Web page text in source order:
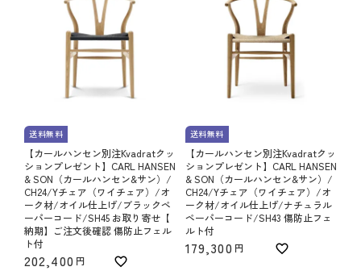
送料無料
【カールハンセン別注Kvadratクッ
ションプレゼント】CARL HANSEN
& SON（カールハンセン&サン）/
CH24/Yチェア（ワイチェア）/オ
ーク材/オイル仕上げ/ブラックペ
ーパーコード/SH45 お取り寄せ【
納期】ご注文後確認 傷防止フェル
ト付
202,400
送料無料
【カールハンセン別注Kvadratクッ
ションプレゼント】CARL HANSEN
& SON（カールハンセン&サン）/
CH24/Yチェア（ワイチェア）/オ
ーク材/オイル仕上げ/ナチュラル
ペーパーコード/SH43 傷防止フェ
ルト付
179,300